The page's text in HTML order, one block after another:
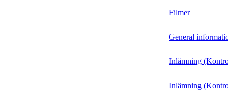
Filmer
General
Inlämning
Inlämning